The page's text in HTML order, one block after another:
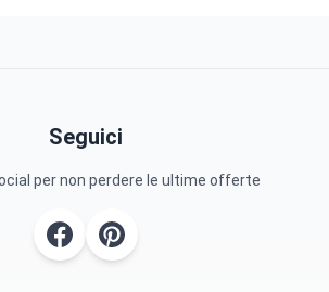
Seguici
per non perdere le ultime offerte